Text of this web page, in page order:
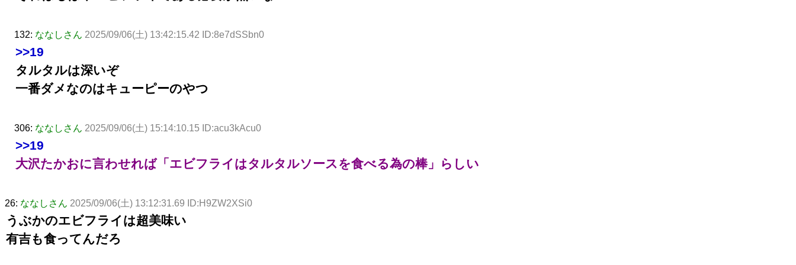
132: ななしさん 2025/09/06(土) 13:42:15.42 ID:8e7dSSbn0
>>19
タルタルは深いぞ
一番ダメなのはキューピーのやつ
306: ななしさん 2025/09/06(土) 15:14:10.15 ID:acu3kAcu0
>>19
大沢たかおに言わせれば「エビフライはタルタルソースを食べる為の棒」らしい
26: ななしさん 2025/09/06(土) 13:12:31.69 ID:H9ZW2XSi0
うぶかのエビフライは超美味い
有吉も食ってんだろ